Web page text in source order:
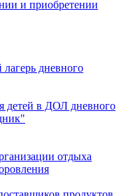
и приобретении
дневного
детей в ДОЛ дневного
отдыха